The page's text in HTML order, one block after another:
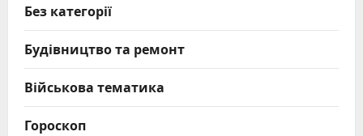
Без категорії
Будівництво та ремонт
Військова тематика
Гороскоп